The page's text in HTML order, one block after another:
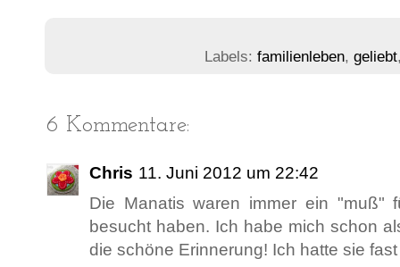
Labels: familienleben, geliebt
6 Kommentare:
Chris 11. Juni 2012 um 22:42
Die Manatis waren immer ein "muß"
besucht haben. Ich habe mich schon
die schöne Erinnerung! Ich hatte sie